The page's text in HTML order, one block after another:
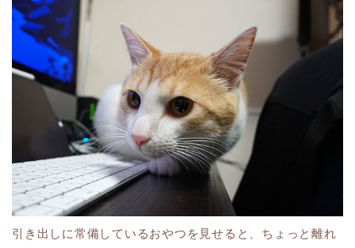
引き出しに常備しているおやつを見せると、ちょっと離れ